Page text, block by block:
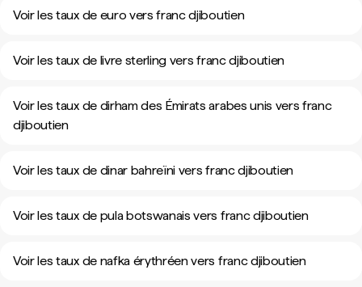
Voir les taux de euro vers franc djiboutien
Voir les taux de livre sterling vers franc djiboutien
Voir les taux de dirham des Émirats arabes unis vers franc
djiboutien
Voir les taux de dinar bahreïni vers franc djiboutien
Voir les taux de pula botswanais vers franc djiboutien
Voir les taux de nafka érythréen vers franc djiboutien